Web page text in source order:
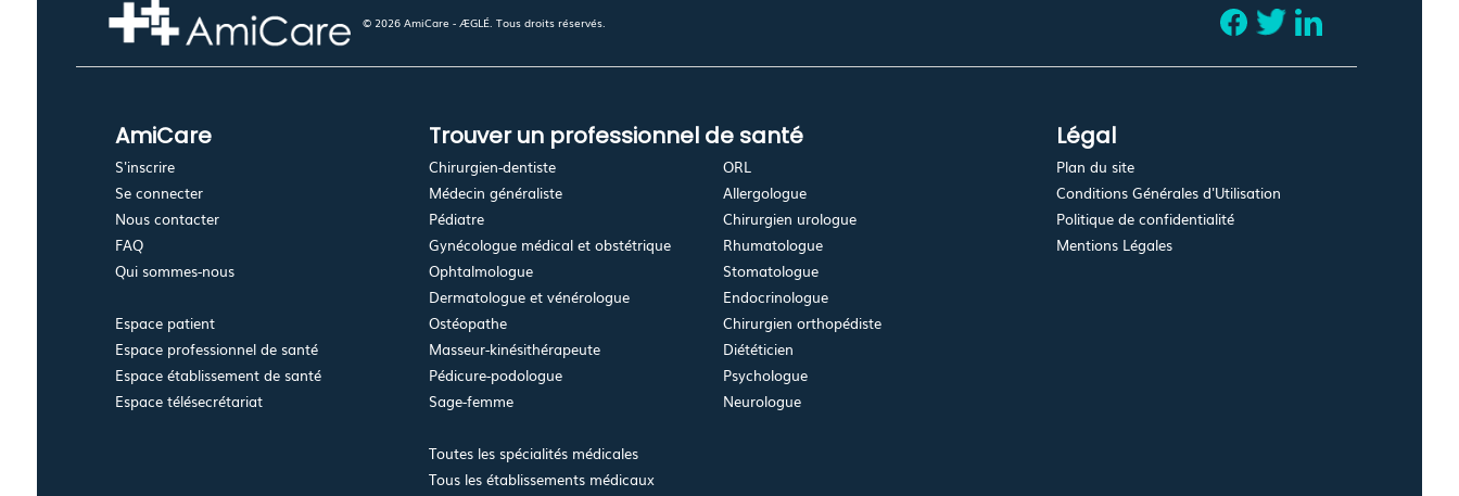
© 2026 AmiCare - ÆGLÉ. Tous droits réservés.
AmiCare
S'inscrire
Se connecter
Nous contacter
FAQ
Qui sommes-nous
Espace patient
Espace professionnel de santé
Espace établissement de santé
Espace télésecrétariat
Trouver un professionnel de santé
Chirurgien-dentiste
Médecin généraliste
Pédiatre
Gynécologue médical et obstétrique
Ophtalmologue
Dermatologue et vénérologue
Ostéopathe
Masseur-kinésithérapeute
Pédicure-podologue
Sage-femme
Toutes les spécialités médicales
Tous les établissements médicaux
ORL
Allergologue
Chirurgien urologue
Rhumatologue
Stomatologue
Endocrinologue
Chirurgien orthopédiste
Diététicien
Psychologue
Neurologue
Légal
Plan du site
Conditions Générales d'Utilisation
Politique de confidentialité
Mentions Légales